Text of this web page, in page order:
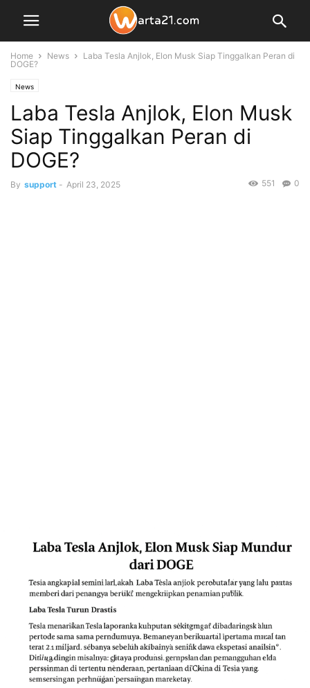
Home News
Laba Tesla Anjlok, Elon Musk Siap Tinggalkan Peran di
DOGE?
News
Laba Tesla Anjlok, Elon Musk
Siap Tinggalkan Peran di
DOGE?
By support - April 23, 2025 0
551